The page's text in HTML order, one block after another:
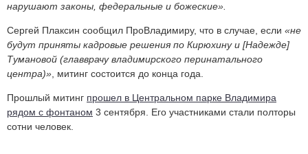
нарушают законы, федеральные и божеские».
Сергей Плаксин сообщил ПроВладимиру, что в случае, если «не
будут приняты кадровые решения по Кирюхину и [Надежде]
Тумановой (главврачу владимирского перинатального
центра)» , митинг состоится до конца года.
Прошлый митинг прошел в Центральном парке Владимира
рядом с фонтаном 3 сентября. Его участниками стали полторы
сотни человек.